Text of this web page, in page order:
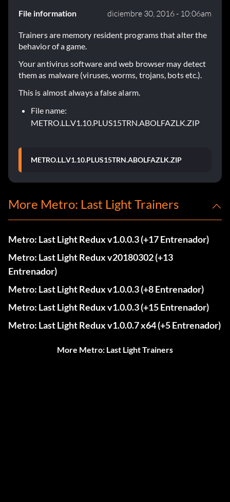
File information diciembre 30, 2016 - 10:06am
Trainers are memory resident programs that alter the
behavior of a game.
Your antivirus software and web browser may detect
them as malware (viruses, worms, trojans, bots etc.).
This is almost always a false alarm.
File name:
METRO.LL.V1.10.PLUS15TRN.ABOLFAZLK.ZIP
METRO.LL.V1.10.PLUS15TRN.ABOLFAZLK.ZIP
More Metro: Last Light Trainers
Metro: Last Light Redux v1.0.0.3 (+17 Entrenador)
Metro: Last Light Redux v20180302 (+13
Entrenador)
Metro: Last Light Redux v1.0.0.3 (+8 Entrenador)
Metro: Last Light Redux v1.0.0.3 (+15 Entrenador)
Metro: Last Light Redux v1.0.0.7 x64 (+5 Entrenador)
More Metro: Last Light Trainers